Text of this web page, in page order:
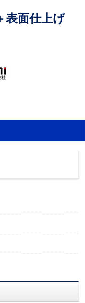
表面仕上げ